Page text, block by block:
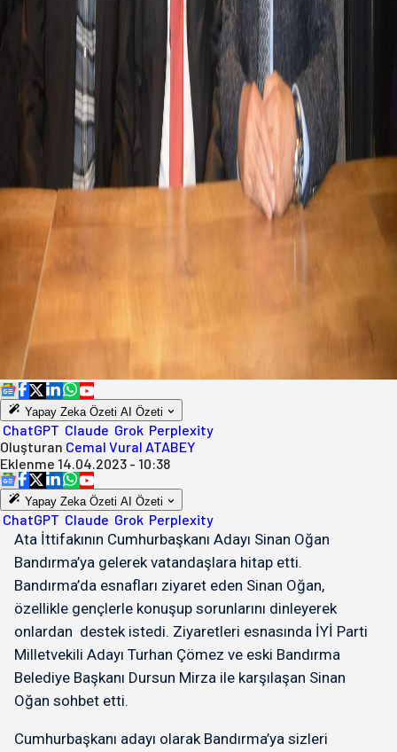
Yapay Zeka Özeti AI Özeti
ChatGPT Claude Grok Perplexity
Oluşturan Cemal Vural ATABEY
Eklenme 14.04.2023 - 10:38
Yapay Zeka Özeti AI Özeti
ChatGPT Claude Grok Perplexity
Ata İttifakının Cumhurbaşkanı Adayı Sinan Oğan
Bandırma’ya gelerek vatandaşlara hitap etti.
Bandırma’da esnafları ziyaret eden Sinan Oğan,
özellikle gençlerle konuşup sorunlarını dinleyerek
onlardan destek istedi. Ziyaretleri esnasında İYİ Parti
Milletvekili Adayı Turhan Çömez ve eski Bandırma
Belediye Başkanı Dursun Mirza ile karşılaşan Sinan
Oğan sohbet etti.
Cumhurbaşkanı adayı olarak Bandırma’ya sizleri